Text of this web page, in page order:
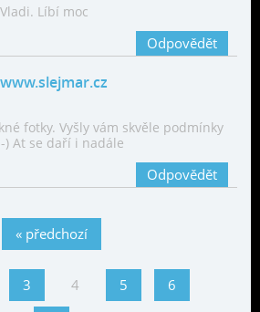
Líbí moc
Odpovědět
fotky. Vyšly vám skvěle podmínky
) At se daří i nadále
Odpovědět
« předchozí
3 4 5 6